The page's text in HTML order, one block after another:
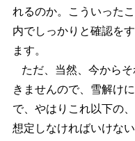
れるのか。こういった
内でしっかりと確認を
ます。
ただ、当然、今から
きませんので、雪解け
で、やはりこれ以下の
想定しなければいけな